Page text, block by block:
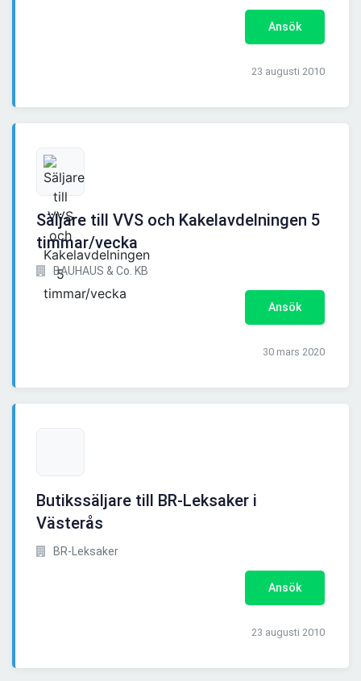
Ansök
23 augusti 2010
Säljare till VVS och Kakelavdelningen 5
timmar/vecka
BAUHAUS & Co. KB
Ansök
30 mars 2020
Butikssäljare till BR-Leksaker i
Västerås
BR-Leksaker
Ansök
23 augusti 2010